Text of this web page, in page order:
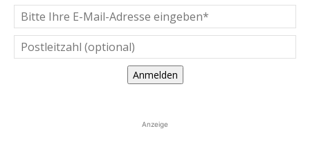
Anmelden
Anzeige